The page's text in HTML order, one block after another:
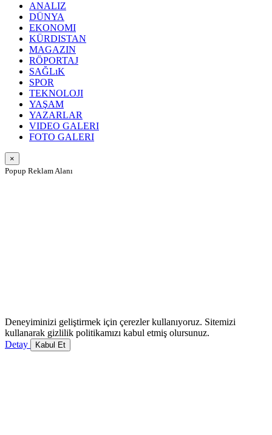
ANALIZ
DÜNYA
EKONOMI
KÜRDISTAN
MAGAZIN
RÖPORTAJ
SAĞLıK
SPOR
TEKNOLOJI
YAŞAM
YAZARLAR
VIDEO GALERI
FOTO GALERI
×
Popup Reklam Alanı
Deneyiminizi geliştirmek için çerezler kullanıyoruz. Sitemizi
kullanarak gizlilik politikamızı kabul etmiş olursunuz.
Detay
Kabul Et